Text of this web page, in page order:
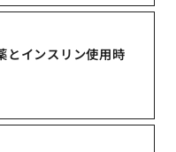
とインスリン使用時